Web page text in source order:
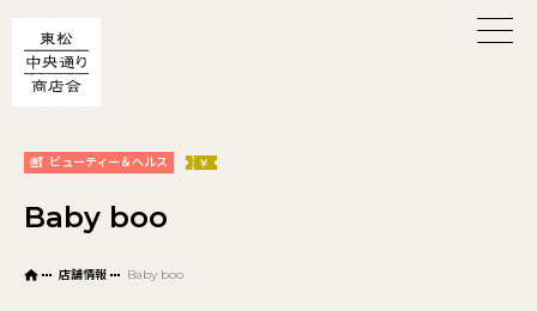
ビューティー＆ヘルス
Baby boo
店舗情報 Baby boo